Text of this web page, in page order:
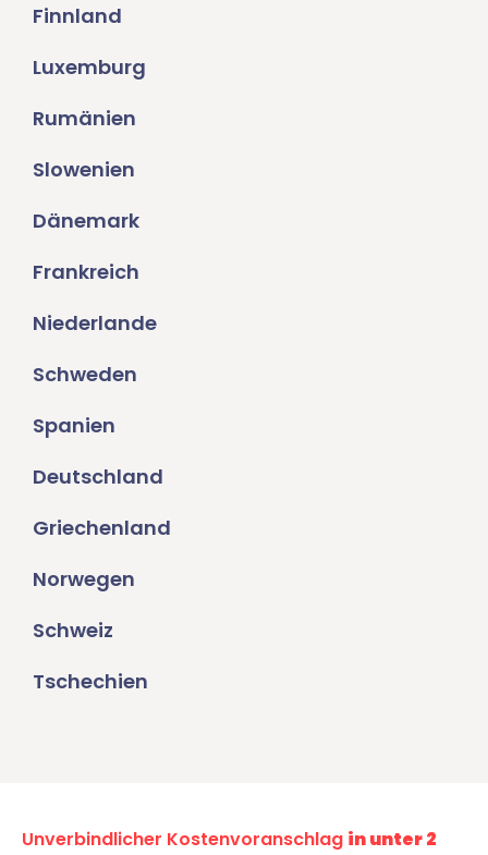
Finnland
Luxemburg
Rumänien
Slowenien
Dänemark
Frankreich
Niederlande
Schweden
Spanien
Deutschland
Griechenland
Norwegen
Schweiz
Tschechien
Unverbindlicher Kostenvoranschlag in unter 2